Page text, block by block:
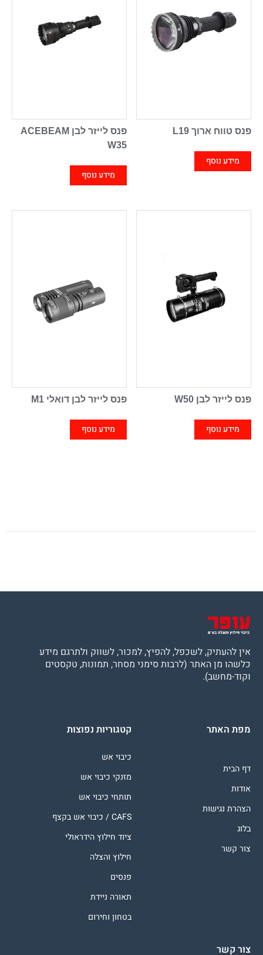
פנס טווח ארוך L19
מידע נוסף
פנס לייזר לבן ACEBEAM
W35
מידע נוסף
פנס לייזר לבן W50
מידע נוסף
פנס לייזר לבן דואלי M1
מידע נוסף
אין להעתיק, לשכפל, להפיץ, למכור, לשווק ולתרגם מידע
כלשהו מן האתר (לרבות סימני מסחר, תמונות, טקסטים
וקוד-מחשב).
מפת האתר
דף הבית
אודות
הצהרת נגישות
בלוג
צור קשר
קטגוריות נפוצות
כיבוי אש
מזנקי כיבוי אש
תותחי כיבוי אש
CAFS / כיבוי אש בקצף
ציוד חילוץ הידראולי
חילוץ והצלה
פנסים
תאורה ניידת
בטחון וחירום
צור קשר